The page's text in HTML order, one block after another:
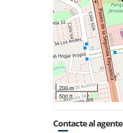
200 m
500 ft
Contacte al agente